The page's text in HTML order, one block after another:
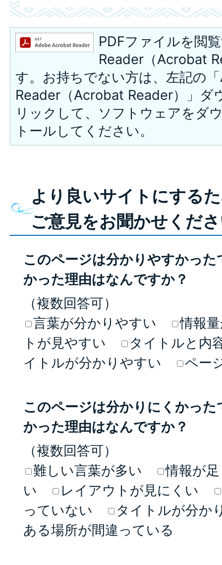
PDFファイルを閲
Reader（Acrobat
す。お持ちでない方は、左記の
Reader（Acrobat Reader）」ダ
リックして、ソフトウェアをダ
トールしてください。
より良いサイトにする
ご意見をお聞かせくだ
このページは分かりやすかっ
かった理由はなんですか？
（複数回答可）
言葉が分かりやすい
情報
トが見やすい
タイトルと内
イトルが分かりやすい
ペー
このページは分かりにくかっ
かった理由はなんですか？
（複数回答可）
難しい言葉が多い
情報が
い
レイアウトが見にくい
っていない
タイトルが分か
ある場所が間違っている